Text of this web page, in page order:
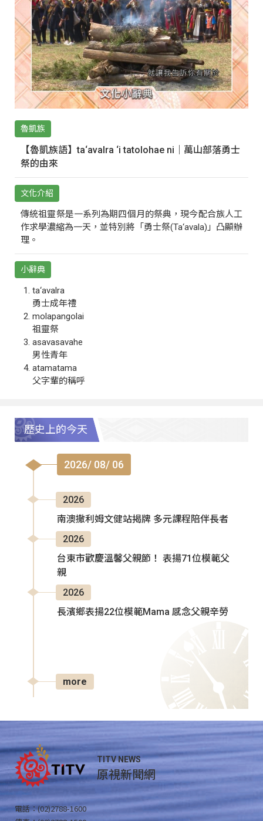
魯凱族
【魯凱族語】ta‘avalra ‘i tatolohae ni｜萬山部落勇士
祭的由來
文化介紹
傳統祖靈祭是一系列為期四個月的祭典，現今配合族人工
作求學濃縮為一天，並特別將「勇士祭(Ta‘avala)」凸顯辦
理。
小辭典
ta‘avalra
勇士成年禮
molapangolai
祖靈祭
asavasavahe
男性青年
atamatama
父字輩的稱呼
歷史上的今天
2026/ 08/ 06
2026
南澳撒利姆文健站揭牌 多元課程陪伴長者
2026
台東市歡慶溫馨父親節！ 表揚71位模範父
親
2026
長濱鄉表揚22位模範Mama 感念父親辛勞
more
TITV NEWS
原視新聞網
電話：(02)2788-1600